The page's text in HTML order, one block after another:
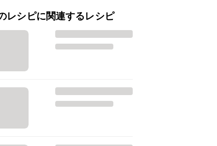
レシピに関連するレシピ